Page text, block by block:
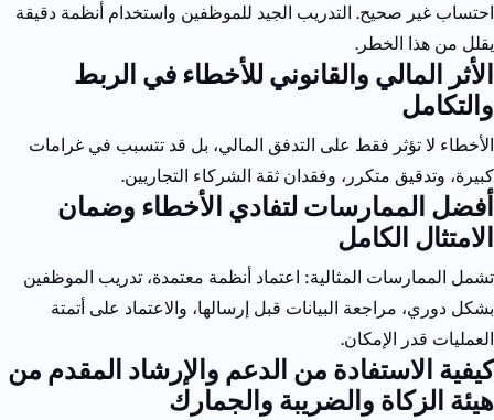
احتساب غير صحيح. التدريب الجيد للموظفين واستخدام أنظمة دقيقة
يقلل من هذا الخطر.
الأثر المالي والقانوني للأخطاء في الربط
والتكامل
الأخطاء لا تؤثر فقط على التدفق المالي، بل قد تتسبب في غرامات
كبيرة، وتدقيق متكرر، وفقدان ثقة الشركاء التجاريين.
أفضل الممارسات لتفادي الأخطاء وضمان
الامتثال الكامل
تشمل الممارسات المثالية: اعتماد أنظمة معتمدة، تدريب الموظفين
بشكل دوري، مراجعة البيانات قبل إرسالها، والاعتماد على أتمتة
العمليات قدر الإمكان.
كيفية الاستفادة من الدعم والإرشاد المقدم من
هيئة الزكاة والضريبة والجمارك